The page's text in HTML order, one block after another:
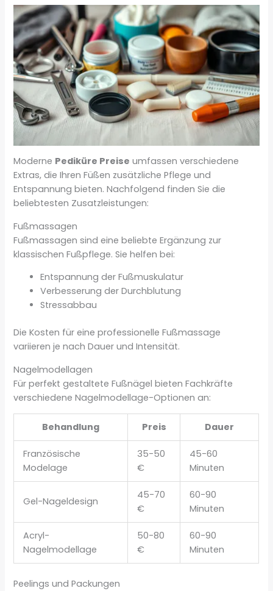
Moderne Pediküre Preise umfassen verschiedene
Extras, die Ihren Füßen zusätzliche Pflege und
Entspannung bieten. Nachfolgend finden Sie die
beliebtesten Zusatzleistungen:
Fußmassagen
Fußmassagen sind eine beliebte Ergänzung zur
klassischen Fußpflege. Sie helfen bei:
Entspannung der Fußmuskulatur
Verbesserung der Durchblutung
Stressabbau
Die Kosten für eine professionelle Fußmassage
variieren je nach Dauer und Intensität.
Nagelmodellagen
Für perfekt gestaltete Fußnägel bieten Fachkräfte
verschiedene Nagelmodellage-Optionen an:
Behandlung Preis Dauer
Französische
Modelage
35-50
€
45-60
Minuten
Gel-Nageldesign
45-70
€
60-90
Minuten
Acryl-
Nagelmodellage
50-80
€
60-90
Minuten
Peelings und Packungen